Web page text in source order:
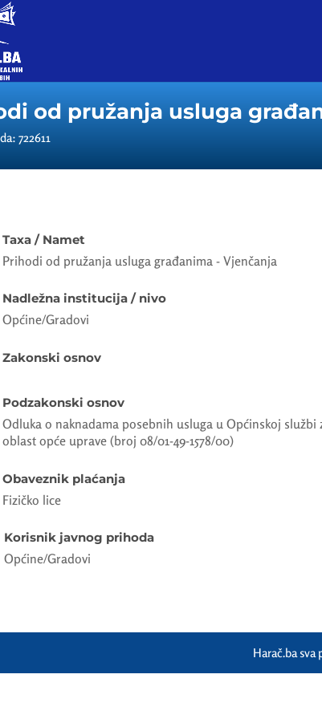
od pružanja usluga
722611
Taxa / Namet
Prihodi od pružanja usluga građanima - Vjenčanja
Nadležna institucija / nivo
Općine/Gradovi
Zakonski osnov
Podzakonski osnov
Odluka o naknadama posebnih usluga u Općinskoj službi
oblast opće uprave (broj 08/01-49-1578/00)
Obaveznik plaćanja
Fizičko lice
Korisnik javnog prihoda
Općine/Gradovi
Harač.ba sva